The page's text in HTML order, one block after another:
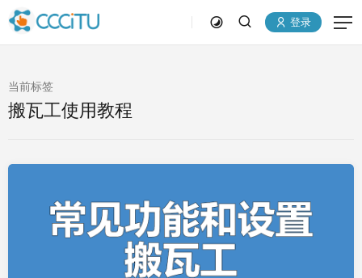
登录
当前标签
搬瓦工使用教程